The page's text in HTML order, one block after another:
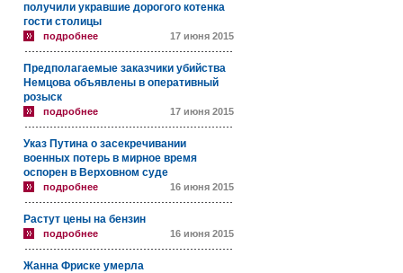
получили укравшие дорогого котенка
гости столицы
подробнее 17 июня 2015
Предполагаемые заказчики убийства
Немцова объявлены в оперативный
розыск
подробнее 17 июня 2015
Указ Путина о засекречивании
военных потерь в мирное время
оспорен в Верховном суде
подробнее 16 июня 2015
Растут цены на бензин
подробнее 16 июня 2015
Жанна Фриске умерла